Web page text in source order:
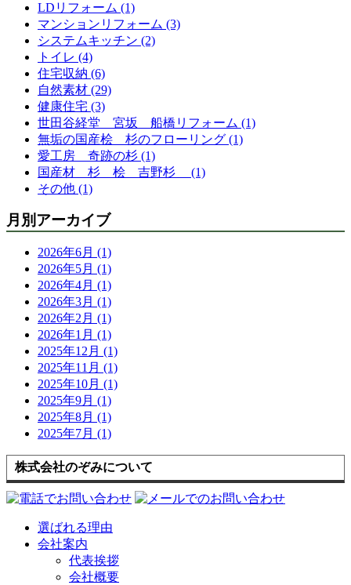
LDリフォーム (1)
マンションリフォーム (3)
システムキッチン (2)
トイレ (4)
住宅収納 (6)
自然素材 (29)
健康住宅 (3)
世田谷経堂 宮坂 船橋リフォーム (1)
無垢の国産桧 杉のフローリング (1)
愛工房 奇跡の杉 (1)
国産材 杉 桧 吉野杉 (1)
その他 (1)
月別アーカイブ
2026年6月 (1)
2026年5月 (1)
2026年4月 (1)
2026年3月 (1)
2026年2月 (1)
2026年1月 (1)
2025年12月 (1)
2025年11月 (1)
2025年10月 (1)
2025年9月 (1)
2025年8月 (1)
2025年7月 (1)
株式会社のぞみについて
選ばれる理由
会社案内
代表挨拶
会社概要